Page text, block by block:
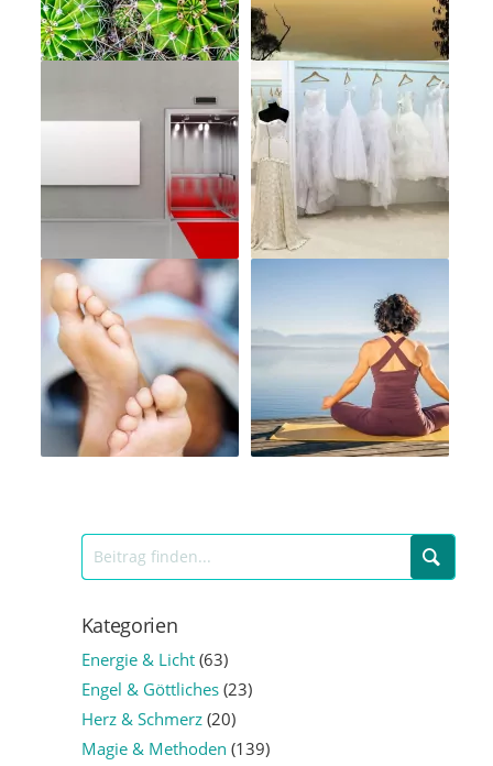
Kategorien
Energie & Licht(63)
Engel & Göttliches(23)
Herz & Schmerz(20)
Magie & Methoden (139)